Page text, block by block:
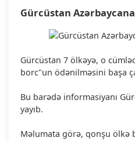
Gürcüstan
Gürcüstan 7 ölkəyə, o
borc"un ödənilməsini başa
Bu barədə informasiyanı
yayıb.
Məlumata görə, qonşu ölkə